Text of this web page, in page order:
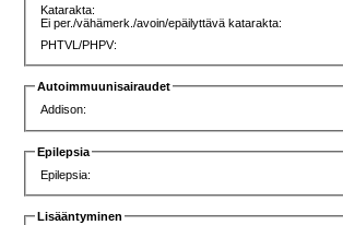
Katarakta:
Ei per./vähämerk./avoin/epäilyttävä katarakta:
PHTVL/PHPV:
Autoimmuunisairaudet
Addison:
Epilepsia
Epilepsia:
Lisääntyminen